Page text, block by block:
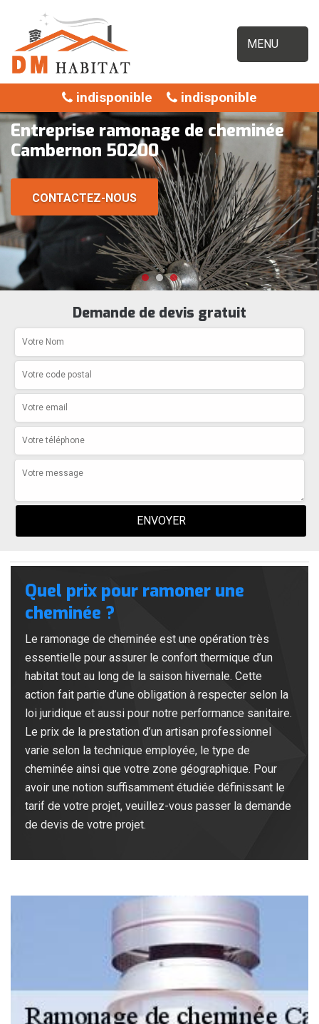
MENU
indisponible indisponible
Entreprise ramonage de cheminée
Cambernon 50200
CONTACTEZ-NOUS
Demande de devis gratuit
Quel prix pour ramoner une
cheminée ?
Le ramonage de cheminée est une opération très
essentielle pour assurer le confort thermique d’un
habitat tout au long de la saison hivernale. Cette
action fait partie d’une obligation à respecter selon la
loi juridique et aussi pour notre performance sanitaire.
Le prix de la prestation d’un artisan professionnel
varie selon la technique employée, le type de
cheminée ainsi que votre zone géographique. Pour
avoir une notion suffisamment étudiée définissant le
tarif de votre projet, veuillez-vous passer la demande
de devis de votre projet.